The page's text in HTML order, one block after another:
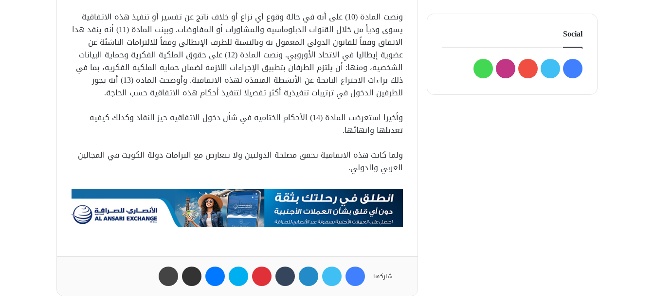
ونصت المادة (10) على أنه في حالة وقوع أي نزاع أو خلاف ناتج عن تفسير أو تنفيذ هذه الاتفاقية
يسوى ودياً من خلال القنوات الدبلوماسية والمشاورات أو المفاوضات. وبينت المادة (11) أنه ينفذ هذا
الاتفاق وفقاً للقانون الدولي المعمول به وبالنسبة للطرف الإيطالي وفقاً للالتزامات الناشئة عن
عضوية إيطاليا في الاتحاد الأوروبي. ونصت المادة (12) على حقوق الملكية الفكرية وحماية البيانات
الشخصية، ومنها: أن يلتزم الطرفان بتطبيق الإجراءات اللازمة لضمان حماية الملكية الفكرية، بما في
ذلك براءات الاختراع الناتجة عن الأنشطة المنفذة لهذه الاتفاقية. وأوضحت المادة (13) أنه يجوز
للطرفين الدخول في ترتيبات تنفيذية أكثر تفصيلا لتنفيذ أحكام هذه الاتفاقية حسب الحاجة.
وأخيرا استعرضت المادة (14) الأحكام الختامية في شأن دخول الاتفاقية حيز النفاذ وكذلك كيفية
تعديلها وانهائها.
ولما كانت هذه الاتفاقية تحقق مصلحة الدولتين ولا تتعارض مع التزامات دولة الكويت في المجالين
العربي والدولي.
شاركها
فيسبوك تويتر لينكدإن بينتيريست سكايب ماسنجر مشاركة عبر البريد
Social
فيسبوك
تويتر يوتيوبانستقرامواتساب